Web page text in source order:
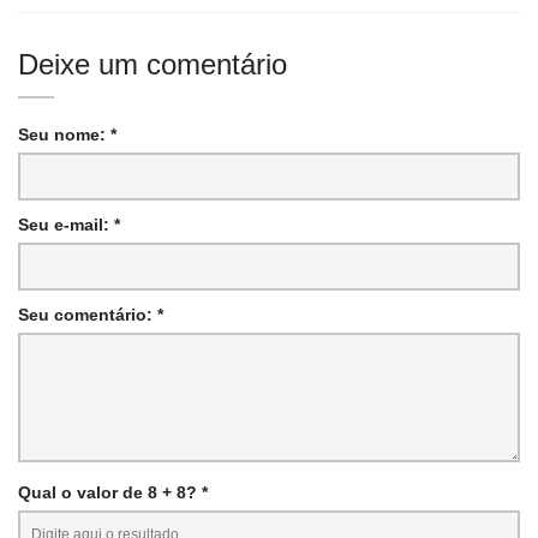
Deixe um comentário
Seu nome: *
Seu e-mail: *
Seu comentário: *
Qual o valor de 8 + 8? *